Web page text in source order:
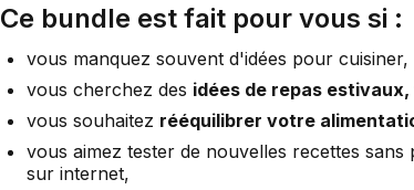
Ce bundle est fait pour vous si :
vous manquez souvent d'idées pour cuisiner,
vous cherchez des idées de repas
vous souhaitez rééquilibrer votre
vous aimez tester de nouvelles recettes
sur internet,